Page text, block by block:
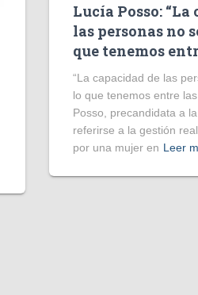
Lucía Posso:
las personas no
que tenemos
“La capacidad de las
lo que tenemos entre
Posso, precandidata a
referirse a la gestión
por una mujer en Leer